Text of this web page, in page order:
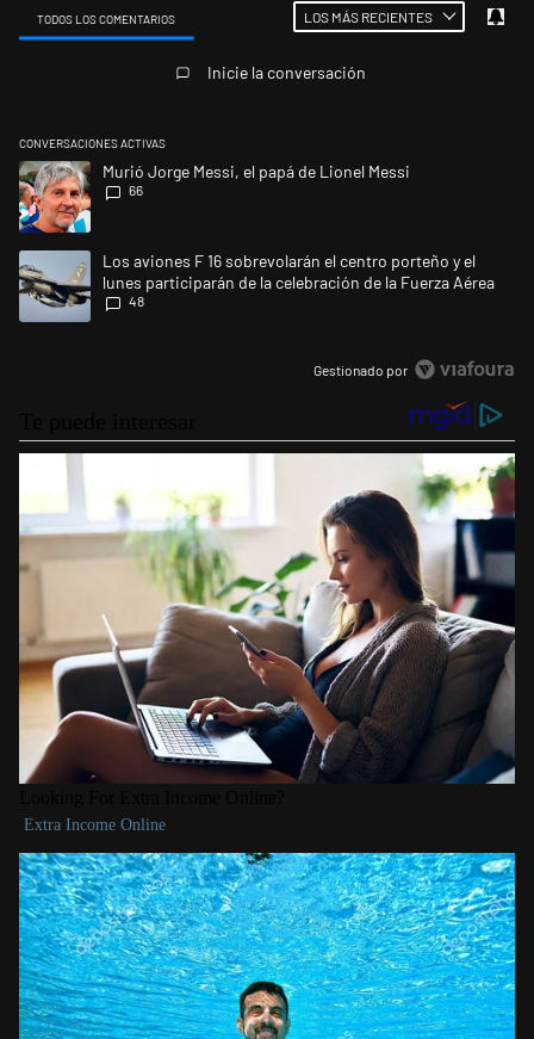
TODOS LOS COMENTARIOS LOS MÁS RECIENTES
Inicie la conversación
CONVERSACIONES ACTIVAS
Este listado muestra los artículos con más comentarios en los últimos
Un artículo de tendencia con el título "Murió Jorge Messi, el papá de
Murió Jorge Messi, el papá de Lionel Messi
66
Un artículo de tendencia con el título "Los aviones F 16 sobrevolarán
Los aviones F 16 sobrevolarán el centro porteño y el
lunes participarán de la celebración de la Fuerza Aérea
48
Gestionado por